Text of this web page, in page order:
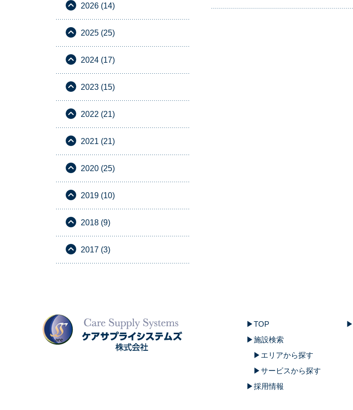
2026 (14)
2025 (25)
2024 (17)
2023 (15)
2022 (21)
2021 (21)
2020 (25)
2019 (10)
2018 (9)
2017 (3)
TOP
施設検索
エリアから探す
サービスから探す
採用情報